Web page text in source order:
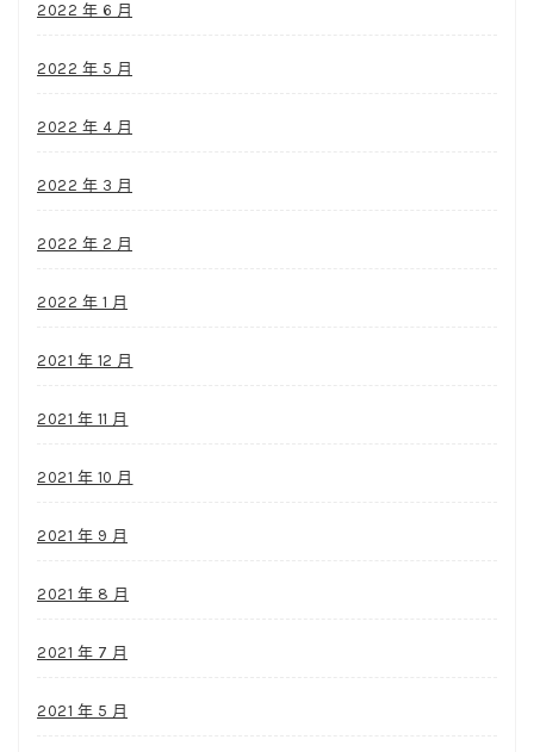
2022 年 6 月
2022 年 5 月
2022 年 4 月
2022 年 3 月
2022 年 2 月
2022 年 1 月
2021 年 12 月
2021 年 11 月
2021 年 10 月
2021 年 9 月
2021 年 8 月
2021 年 7 月
2021 年 5 月